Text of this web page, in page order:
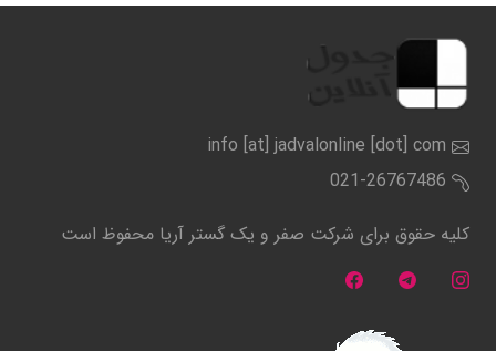
info [at] jadvalonline [dot] com
021-26767486
کلیه حقوق برای شرکت صفر و یک گستر آریا محفوظ است